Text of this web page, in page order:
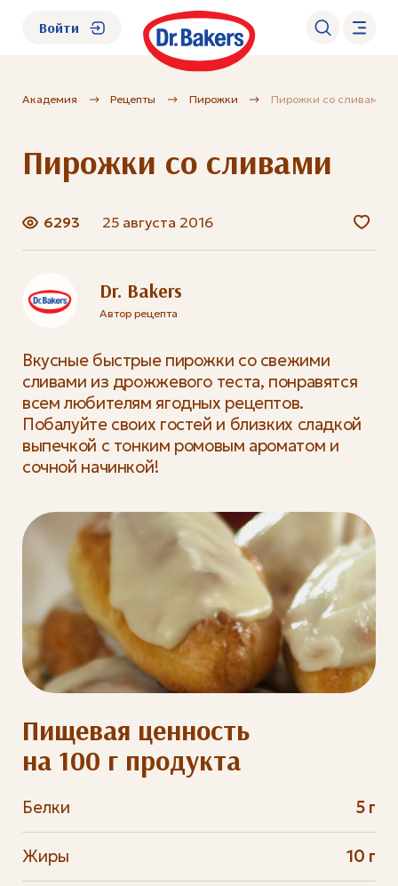
О нас
Каталог
Академия
Войти
Академия Рецепты Пирожки Пирожки со сливами
Пирожки со сливами
6293 25 августа 2016
Dr. Bakers
Автор рецепта
Вкусные быстрые пирожки со свежими
сливами из дрожжевого теста, понравятся
всем любителям ягодных рецептов.
Побалуйте своих гостей и близких сладкой
выпечкой с тонким ромовым ароматом и
сочной начинкой!
Пищевая ценность
на 100 г продукта
Белки 5 г
Жиры 10 г